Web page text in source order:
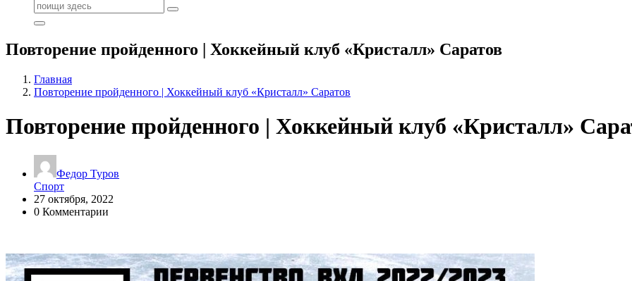
Поиск:
Повторение пройденного | Хоккейный клуб «Кристалл» Саратов
Главная
Повторение пройденного | Хоккейный клуб «Кристалл» Саратов
Повторение пройденного | Хоккейный клуб «Кристалл»
Федор Туров
Спорт
27 октября, 2022
0 Комментарии